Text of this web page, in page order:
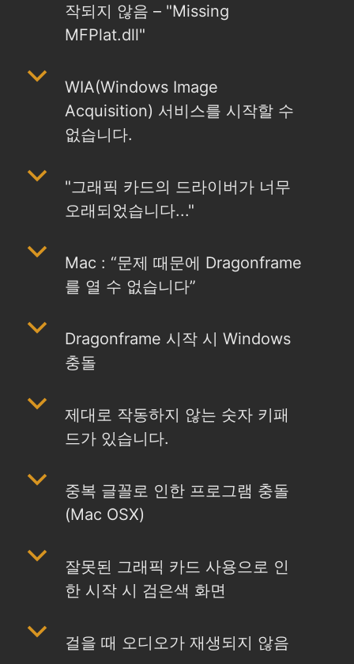
작되지 않음 – "Missing
MFPlat.dll"
b
WIA(Windows Image
Acquisition) 서비스를 시작할 수
없습니다.
b
"그래픽 카드의 드라이버가 너무
오래되었습니다..."
b
Mac : “문제 때문에 Dragonframe
를 열 수 없습니다”
b
Dragonframe 시작 시 Windows
충돌
b
제대로 작동하지 않는 숫자 키패
드가 있습니다.
b
중복 글꼴로 인한 프로그램 충돌
(Mac OSX)
b
잘못된 그래픽 카드 사용으로 인
한 시작 시 검은색 화면
b 걸을 때 오디오가 재생되지 않음